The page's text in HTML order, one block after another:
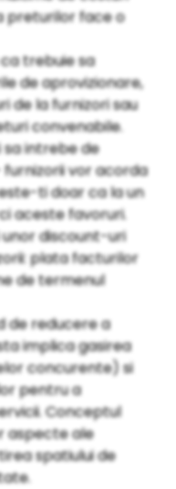
preturilor face o
trebuie sa
de aprovizionare,
de la furnizori sau
convenabile.
sa intrebe de
furnizorii vor acorda
ti doar ca la un
aceste favoruri.
discount-uri
plata facturilor
de termenul
de reducere a
implica gasirea
concurente) si
pentru a
Conceptul
aspecte ale
spatiului de